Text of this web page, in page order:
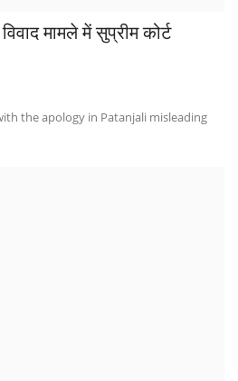
मामले में सुप्रीम कोर्ट
the apology in Patanjali misleading